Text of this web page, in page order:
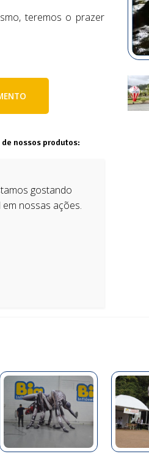
teremos o prazer
nossos produtos:
gostando
nossas ações.